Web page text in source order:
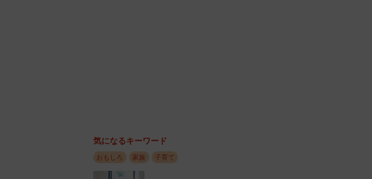
――本当ですね。子どもを想う母の愛は、昔も今も変わらないってことです
も気になるのは、普段からRieさんがしっかり娘さんを見ているからだと思
気になるキーワード
おもしろ 家族 子育て